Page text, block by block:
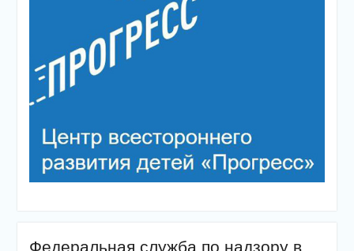
Федеральная служба по надзору в